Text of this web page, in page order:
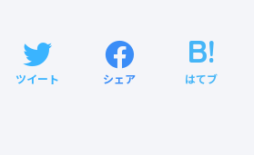
ツイート シェア はてブ